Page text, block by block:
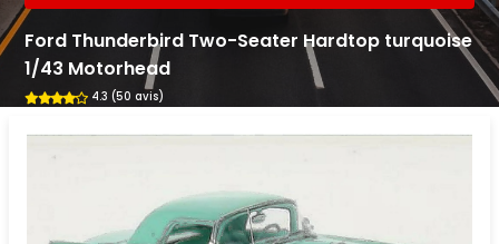
Ford Thunderbird Two-Seater Hardtop turquoise
1/43 Motorhead
4.3 (50 avis)